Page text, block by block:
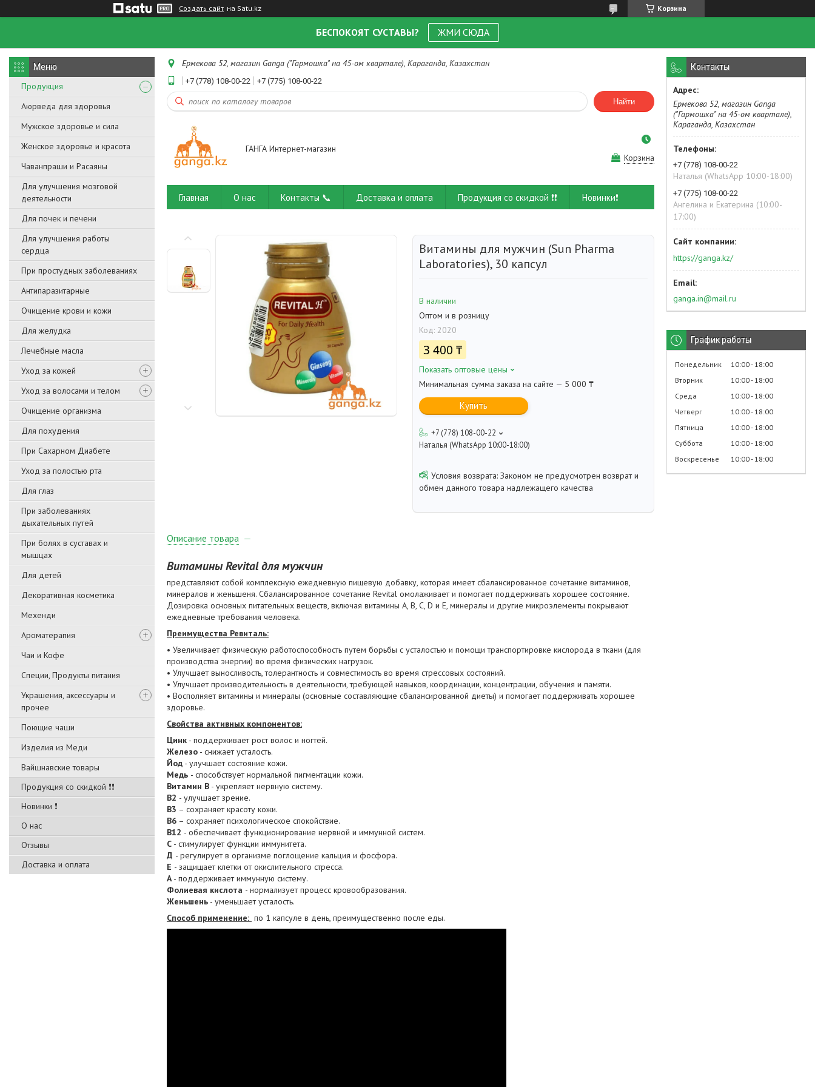
Создать сайт на Satu.kz Корзина
БЕСПОКОЯТ СУСТАВЫ? ЖМИ СЮДА
Продукция
Аюрведа для здоровья
Мужское здоровье и сила
Женское здоровье и красота
Чаванпраши и Расаяны
Для улучшения мозговой
деятельности
Для почек и печени
Для улучшения работы
сердца
При простудных заболеваниях
Антипаразитарные
Очищение крови и кожи
Для желудка
Лечебные масла
Уход за кожей
Уход за волосами и телом
Очищение организма
Для похудения
При Сахарном Диабете
Уход за полостью рта
Для глаз
При заболеваниях
дыхательных путей
При болях в суставах и
мышцах
Для детей
Декоративная косметика
Мехенди
Ароматерапия
Чаи и Кофе
Специи, Продукты питания
Украшения, аксессуары и
прочее
Поющие чаши
Изделия из Меди
Вайшнавские товары
Продукция со скидкой ❗❗
Новинки ❗
О нас
Отзывы
Доставка и оплата
Ермекова 52, магазин Ganga ("Гармошка" на 45-ом квартале), Караганда, Казахстан
+7 (778) 108-00-22 +7 (775) 108-00-22
Найти
ГАНГА Интернет-магазин
Корзина
Главная О нас Контакты 📞 Доставка и оплата Продукция со скидкой ❗❗ Новинки❗
Витамины для мужчин (Sun Pharma
Laboratories), 30 капсул
В наличии
Оптом и в розницу
Код: 2020
3 400 ₸
Показать оптовые цены
Минимальная сумма заказа на сайте — 5 000 ₸
Купить
+7 (778) 108-00-22
Наталья (WhatsApp 10:00-18:00)
Законом не предусмотрен возврат и
обмен данного товара надлежащего качества
Описание товара
Витамины Revital для мужчин
представляют собой комплексную ежедневную пищевую добавку, которая имеет сбалансированное сочетание витаминов,
минералов и женьшеня. Сбалансированное сочетание Revital омолаживает и помогает поддерживать хорошее состояние.
Дозировка основных питательных веществ, включая витамины A, B, C, D и E, минералы и другие микроэлементы покрывают
ежедневные требования человека.
Преимущества Ревиталь:
• Увеличивает физическую работоспособность путем борьбы с усталостью и помощи транспортировке кислорода в ткани (для
производства энергии) во время физических нагрузок.
• Улучшает выносливость, толерантность и совместимость во время стрессовых состояний.
• Улучшает производительность в деятельности, требующей навыков, координации, концентрации, обучения и памяти.
• Восполняет витамины и минералы (основные составляющие сбалансированной диеты) и помогает поддерживать хорошее
здоровье.
Свойства активных компонентов:
Цинк - поддерживает рост волос и ногтей.
Железо - снижает усталость.
Йод - улучшает состояние кожи.
Медь - способствует нормальной пигментации кожи.
Витамин В - укрепляет нервную систему.
В2 - улучшает зрение.
В3 – сохраняет красоту кожи.
В6 – сохраняет психологическое спокойствие.
В12 - обеспечивает функционирование нервной и иммунной систем.
C - стимулирует функции иммунитета.
Д - регулирует в организме поглощение кальция и фосфора.
Е - защищает клетки от окислительного стресса.
А- поддерживает иммунную систему.
Фолиевая кислота - нормализует процесс кровообразования.
Женьшень - уменьшает усталость.
Способ применение: по 1 капсуле в день, преимущественно после еды.
Контакты
Ермекова 52, магазин Ganga
("Гармошка" на 45-ом квартале),
Караганда, Казахстан
+7 (778) 108-00-22
Наталья (WhatsApp 10:00-18:00)
+7 (775) 108-00-22
Ангелина и Екатерина (10:00-
17:00)
https://ganga.kz/
ganga.in@mail.ru
График работы
Понедельник 10:00 18:00
Вторник
10:00 18:00
Среда
10:00 18:00
Четверг
10:00 18:00
Пятница
10:00 18:00
Суббота
10:00 18:00
Воскресенье
10:00 18:00